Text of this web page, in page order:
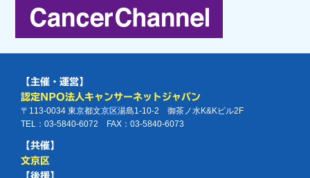
【主催・運営】
認定NPO法人キャンサーネットジャパン
〒113-0034 東京都文京区湯島1-10-2 御茶ノ水K&Kビル2F
TEL：03-5840-6072 FAX：03-5840-6073
【共催】
文京区
【後援】